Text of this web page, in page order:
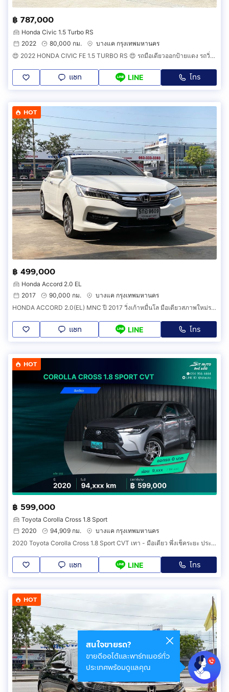
฿ 787,000
Honda Civic 1.5 Turbo RS
2022
80,000 กม.
บางแค กรุงเทพมหานคร
😍 2022 HONDA CIVIC FE 1.5 TURBO RS 😍 รถมือเดียวออกป้ายแดง รถวิ่งน้อย รถเข้าศูนย์ตลอด รถไม่เคยมีอุบัติเหตุครับ
แชท LINE โทร
HOT
฿ 499,000
Honda Accord 2.0 EL
2017
90,000 กม.
บางแค กรุงเทพมหานคร
HONDA ACCORD 2.0(EL) MNC ปี 2017 วิ่งเก้าหมื่นโล มือเดียวสภาพใหม่ราคาถูก
แชท LINE โทร
HOT
฿ 599,000
Toyota Corolla Cross 1.8 Sport
2020
94,909 กม.
บางแค กรุงเทพมหานคร
2020 Toyota Corolla Cross 1.8 Sport CVT เทา - มือเดียว พึ่งเช็คระยะ ประวัติครบ เบนซิน ครอส รถบ้าน เจ้าของขายเอง ฟรีดาวน์
แชท LINE โทร
HOT
สนใจขายรถ?
ขายดีออโต้และพาร์ทเนอร์ทั่ว
ประเทศพร้อมดูแลคุณ